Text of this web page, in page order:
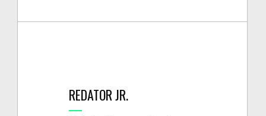
REDATOR JR.